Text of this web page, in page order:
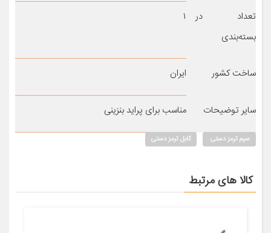
تعداد در
بسته‌بندی
۱
ساخت کشور ایران
سایر توضیحات مناسب برای پراید بنزینی
سیم ترمز دستی کابل ترمز دستی
کالا های مرتبط